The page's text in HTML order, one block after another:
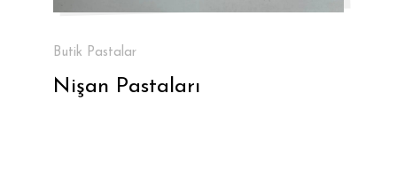
Butik Pastalar
Nişan Pastaları